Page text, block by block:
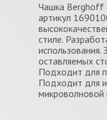
Чашка Berghoff
артикул
стиле.
оставляемых
Подходит для
Подходит для
микроволновой